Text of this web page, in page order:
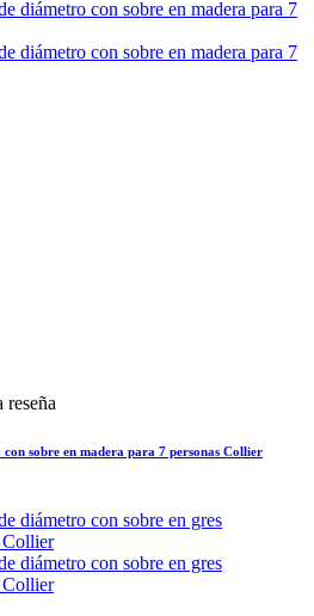
reseña
sobre en madera para 7 personas Collier